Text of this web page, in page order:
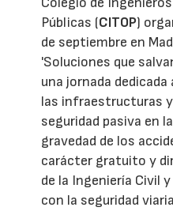
Públicas (CITOP)
de septiembre en
'Soluciones que
una jornada dedicada
las infraestructuras
seguridad pasiva en
gravedad de los
carácter gratuito y
de la Ingeniería Civil
con la seguridad